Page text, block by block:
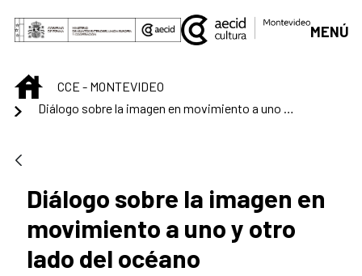
Saltar al contenido principal
MENÚ
INICIOCCE - MONTEVIDEO
Diálogo sobre la imagen en movimiento a uno y otro lado del océano
Diálogo sobre la imagen en
movimiento a uno y otro
lado del océano